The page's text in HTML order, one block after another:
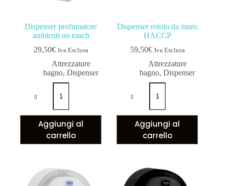
Dispenser profumatore
ambienti no touch
29,50€ Iva Esclusa
Attrezzature
bagno,Dispenser
Aggiungi al
carrello
Dispenser rotolo da muro
HACCP
59,50€ Iva Esclusa
Attrezzature
bagno,Dispenser
Aggiungi al
carrello